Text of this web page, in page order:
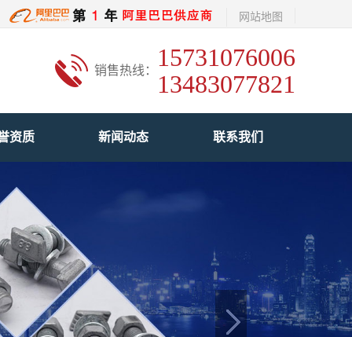
网站地图
销售热线：
15731076006
13483077821
资质 新闻动态 联系我们